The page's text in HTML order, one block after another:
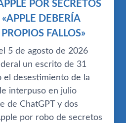
POR SECRETOS
DEBERÍA
FALLOS»
5 de agosto de 2026
un escrito de 31
el desestimiento de la
interpuso en julio
de ChatGPT y dos
por robo de secretos